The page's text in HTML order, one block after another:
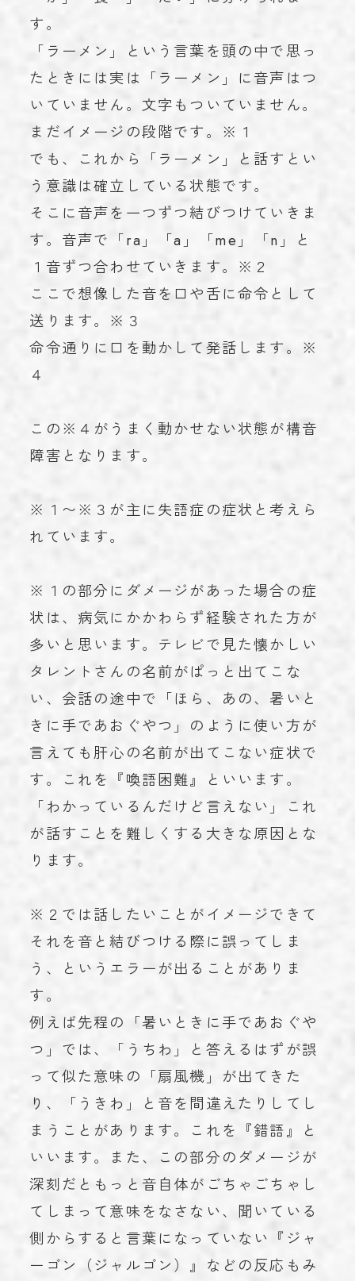
す。
「ラーメン」という言葉を頭の中で思っ
たときには実は「ラーメン」に音声はつ
いていません。文字もついていません。
まだイメージの段階です。※１
でも、これから「ラーメン」と話すとい
う意識は確立している状態です。
そこに音声を一つずつ結びつけていきま
す。音声で「ra」「a」「me」「n」と
１音ずつ合わせていきます。※２
ここで想像した音を口や舌に命令として
送ります。※３
命令通りに口を動かして発話します。※
４
この※４がうまく動かせない状態が構音
障害となります。
※１〜※３が主に失語症の症状と考えら
れています。
※１の部分にダメージがあった場合の症
状は、病気にかかわらず経験された方が
多いと思います。テレビで見た懐かしい
タレントさんの名前がぱっと出てこな
い、会話の途中で「ほら、あの、暑いと
きに手であおぐやつ」のように使い方が
言えても肝心の名前が出てこない症状で
す。これを『喚語困難』といいます。
「わかっているんだけど言えない」これ
が話すことを難しくする大きな原因とな
ります。
※２では話したいことがイメージできて
それを音と結びつける際に誤ってしま
う、というエラーが出ることがありま
す。
例えば先程の「暑いときに手であおぐや
つ」では、「うちわ」と答えるはずが誤
って似た意味の「扇風機」が出てきた
り、「うきわ」と音を間違えたりしてし
まうことがあります。これを『錯語』と
いいます。また、この部分のダメージが
深刻だともっと音自体がごちゃごちゃし
てしまって意味をなさない、聞いている
側からすると言葉になっていない『ジャ
ーゴン（ジャルゴン）』などの反応もみ